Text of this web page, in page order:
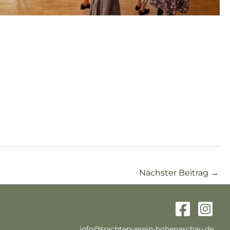
Nächster Beitrag →